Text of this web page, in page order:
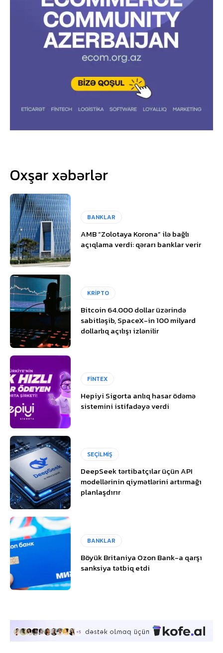
Oxşar xəbərlər
BANKLAR
AMB “Zolotaya Korona” ilə bağlı
açıqlama verdi: qərarı banklar verir
KRİPTO
Bitcoin 64.000 dollar üzərində
sabitləşib, SpaceX-in 100 milyard
dollarlıq açılışı izlənilir
FİNTEX
Hepiyi Sigorta anlıq hasar ödəmə
sistemini istifadəyə verdi
SEÇİLMİŞ
DeepSeek tərtibatçılar üçün API
modellərinin qiymətlərini artırmağı
planlaşdırır
BANKLAR
Böyük Britaniya Ozon Bank-a qarşı
sanksiya tətbiq etdi